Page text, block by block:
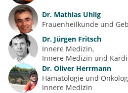
Dr. Mathias Uhlig
Frauenheilkunde und
Dr. Jürgen Fritsch
Innere Medizin
Innere Medizin und
Dr. Oliver Herrmann
Hämatologie und
Innere Medizin